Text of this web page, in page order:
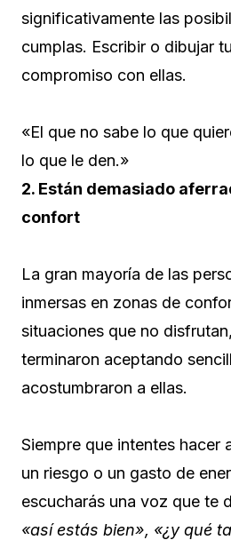
significativamente las
cumplas. Escribir o dibujar
compromiso con ellas.
«El que no sabe lo que
lo que le den.»
2. Están demasiado
confort
La gran mayoría de las
inmersas en zonas de
situaciones que no
terminaron aceptando
acostumbraron a ellas.
Siempre que intentes hacer
un riesgo o un gasto de
escucharás una voz que te
«así estás bien», «¿y qué